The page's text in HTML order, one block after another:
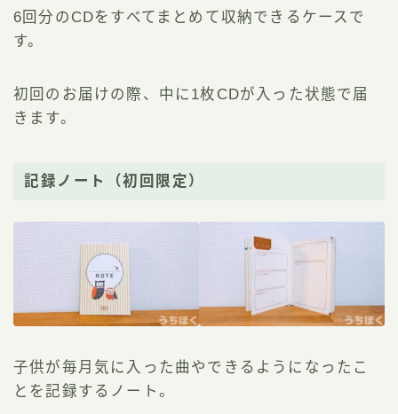
6回分のCDをすべてまとめて収納できるケースで
す。
初回のお届けの際、中に1枚CDが入った状態で届
きます。
記録ノート（初回限定）
子供が毎月気に入った曲やできるようになったこ
とを記録するノート。